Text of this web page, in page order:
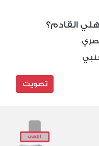
القادم؟
تصويت